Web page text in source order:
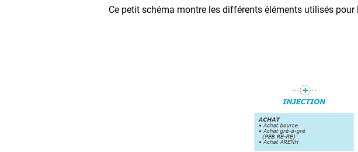
Ce petit schéma montre les différents éléments utilisés pour